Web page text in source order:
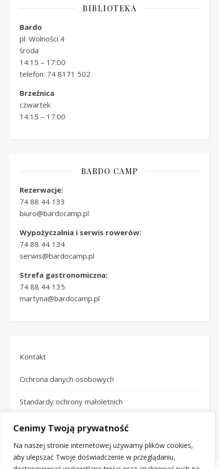
Cenimy Twoją prywatność
Na naszej stronie internetowej używamy plików cookies,
aby ulepszać Twoje doświadczenie w przeglądaniu,
BIBLIOTEKA
Bardo
pl. Wolności 4
środa
14:15 – 17:00
telefon: 74 8171 502
Brzeźnica
czwartek
14:15 – 17:00
BARDO CAMP
Rezerwacje:
74 88 44 133
biuro@bardocamp.pl
Wypożyczalnia i serwis rowerów:
74 88 44 134
serwis@bardocamp.pl
Strefa gastronomiczna:
74 88 44 135
martyna@bardocamp.pl
Kontakt
Ochrona danych osobowych
Standardy ochrony małoletnich
Logotypy